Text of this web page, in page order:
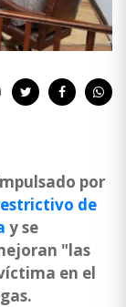
por
de
y se
"las
en el